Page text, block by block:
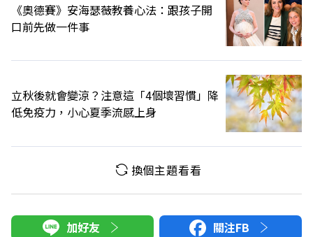
《奧德賽》安海瑟薇教養心法：跟孩子開
口前先做一件事
立秋後就會變涼？注意這「4個壞習慣」降
低免疫力，小心夏季流感上身
換個主題看看
加好友 關注FB